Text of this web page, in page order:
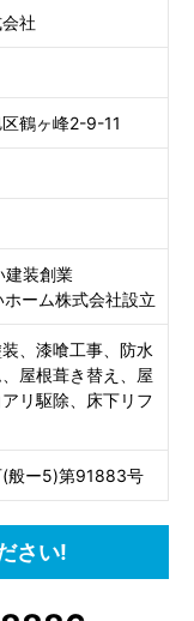
社
鶴ヶ峰2-9-11
装創業
ーム株式会社設立
、漆喰工事、防水
屋根葺き替え、屋
リ駆除、床下リフ
般ー5)第91883号
さい!